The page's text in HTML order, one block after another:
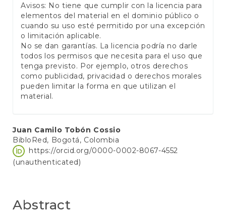
Avisos: No tiene que cumplir con la licencia para
elementos del material en el dominio público o
cuando su uso esté permitido por una excepción
o limitación aplicable.
No se dan garantías. La licencia podría no darle
todos los permisos que necesita para el uso que
tenga previsto. Por ejemplo, otros derechos
como publicidad, privacidad o derechos morales
pueden limitar la forma en que utilizan el
material.
Main
Article
Content
Juan Camilo Tobón Cossio
BibloRed, Bogotá, Colombia
https://orcid.org/0000-0002-8067-4552
(unauthenticated)
Abstract